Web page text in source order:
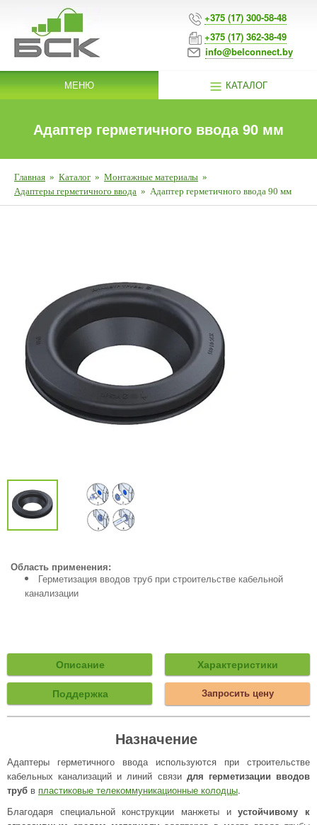
+375 (17) 300-58-48
+375 (17) 362-38-49
info@belconnect.by
МЕНЮ КАТАЛОГ
Адаптер герметичного ввода 90 мм
Главная » Каталог » Монтажные материалы »
Адаптеры герметичного ввода » Адаптер герметичного ввода 90 мм
Область применения:
Герметизация вводов труб при строительстве кабельной
канализации
Описание Характеристики
Поддержка Запросить цену
Назначение
Адаптеры герметичного ввода используются при строительстве
кабельных канализаций и линий связи для герметизации вводов
труб в пластиковые телекоммуникационные колодцы.
Благодаря специальной конструкции манжеты иустойчивому к